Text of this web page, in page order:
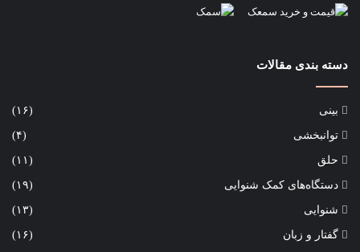
دسته بندی مقالات
بینی (۱۶)
توانبخشی (۴)
حلق (۱۱)
دستگاه‌های کمک شنوایی (۱۹)
شنوایی (۱۳)
گفتار و زبان (۱۶)